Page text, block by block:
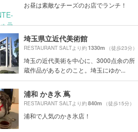
お昼は素敵なチーズのお店でランチ！
埼玉県立近代美術館
RESTAURANT SALTより約1330m （徒歩23分）
埼玉の近代美術を中心に、3000点余の所
蔵作品があるとのこと。埼玉にゆか...
浦和 かき氷 蔦
RESTAURANT SALTより約840m （徒歩15分）
浦和で人気のかき氷店！